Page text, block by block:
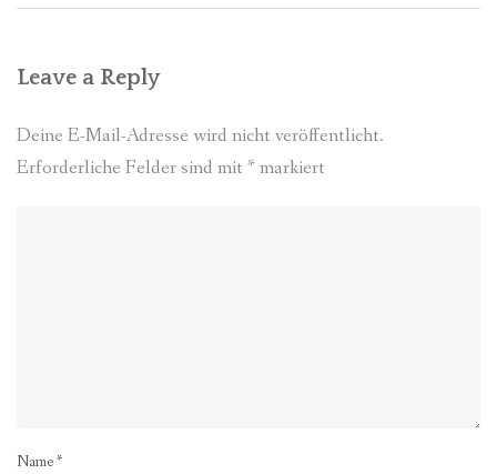
Leave a Reply
Deine E-Mail-Adresse wird nicht veröffentlicht.
Erforderliche Felder sind mit *markiert
Name*